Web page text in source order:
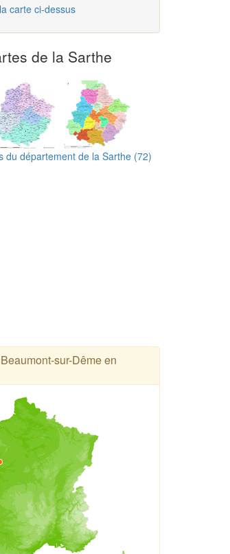
carte ci-dessus
de la Sarthe
du département de la Sarthe (72)
sur-Dême en